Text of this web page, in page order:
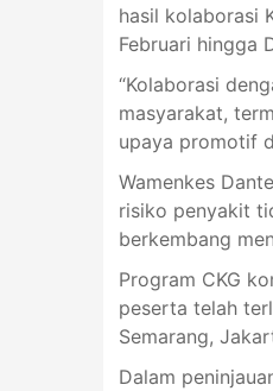
hasil kolaborasi
Februari hingga
“Kolaborasi
masyarakat,
upaya promotif
Wamenkes
risiko penyakit
berkembang
Program CKG
peserta telah
Semarang,
Dalam